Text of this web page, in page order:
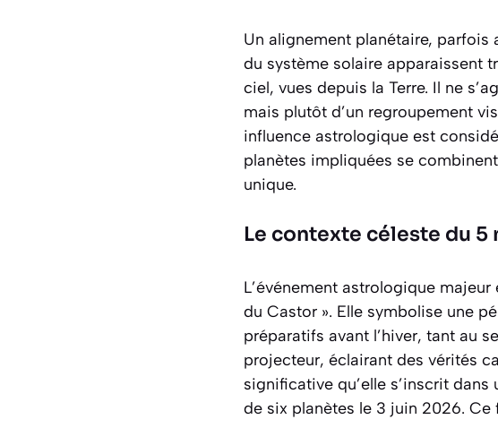
Un alignement planétaire, parfois
du système solaire apparaissent
ciel, vues depuis la Terre. Il ne
mais plutôt d’un regroupement
influence astrologique est
planètes impliquées se
unique.
Le contexte céleste du
L’événement astrologique majeur
du Castor ». Elle symbolise une
préparatifs avant l’hiver, tant au
projecteur, éclairant des vérités
significative qu’elle s’inscrit
de six planètes le 3 juin 2026.